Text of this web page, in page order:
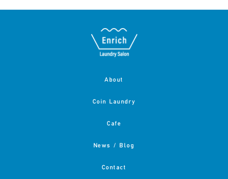
About
Coin Laundry
Cafe
News / Blog
Contact